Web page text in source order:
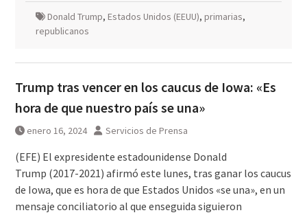
Donald Trump, Estados Unidos (EEUU), primarias,
republicanos
Trump tras vencer en los caucus de Iowa: «Es
hora de que nuestro país se una»
enero 16, 2024 Servicios de Prensa
(EFE) El expresidente estadounidense Donald
Trump (2017-2021) afirmó este lunes, tras ganar los caucus
de Iowa, que es hora de que Estados Unidos «se una», en un
mensaje conciliatorio al que enseguida siguieron